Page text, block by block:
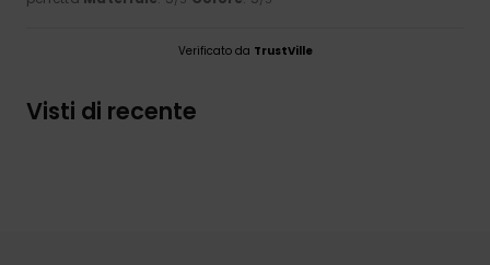
Verificato da TrustVille
Visti di recente